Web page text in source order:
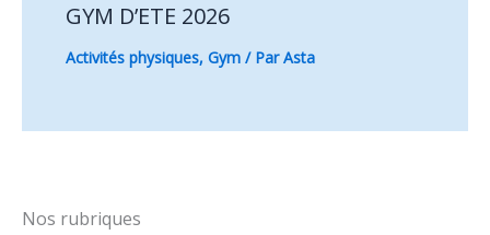
GYM D’ETE 2026
Activités physiques, Gym / ParAsta
Nos rubriques